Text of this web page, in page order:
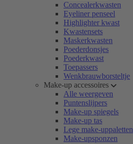
Concealerkwasten
Eyeliner penseel
Highlighter kwast
Kwastensets
Maskerkwasten
Poederdonsjes
Poederkwast
Toepassers
Wenkbrauwborsteltje
Make-up accessoires
Alle weergeven
Puntenslijpers
Make-up spiegels
Make-up tas
Lege make-uppaletten
Make-upsponzen